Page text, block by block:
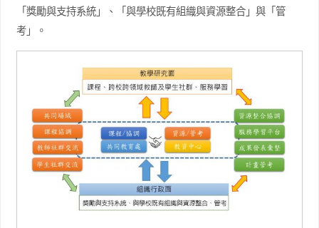
「獎勵與支持系統」、「與學校既有組織與資源整合」與「管
考」。